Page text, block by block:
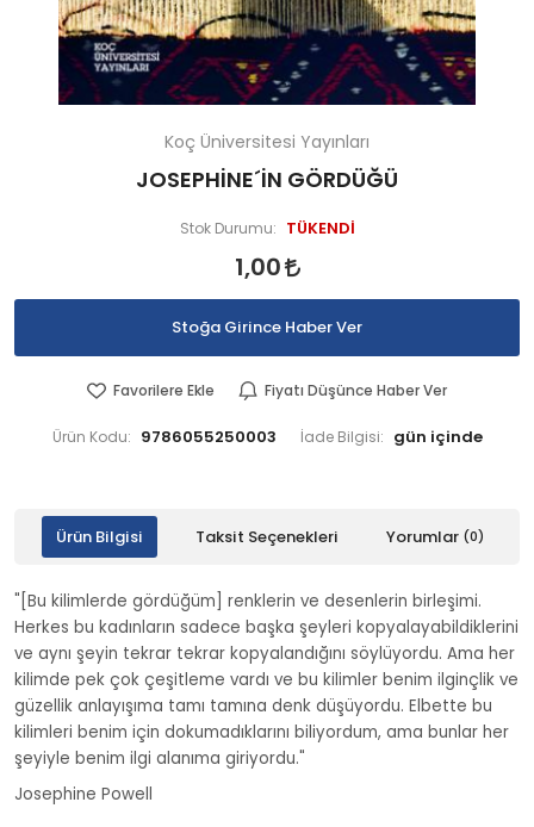
Koç Üniversitesi Yayınları
JOSEPHİNE´İN GÖRDÜĞÜ
Stok Durumu: TÜKENDİ
1,00
Stoğa Girince Haber Ver
Favorilere Ekle Fiyatı Düşünce Haber Ver
Ürün Kodu: 9786055250003 İade Bilgisi:
Ürün Bilgisi Taksit Seçenekleri Yorumlar (0)
"[Bu kilimlerde gördüğüm] renklerin ve desenlerin birleşimi.
Herkes bu kadınların sadece başka şeyleri kopyalayabildiklerini
ve aynı şeyin tekrar tekrar kopyalandığını söylüyordu. Ama her
kilimde pek çok çeşitleme vardı ve bu kilimler benim ilginçlik ve
güzellik anlayışıma tamı tamına denk düşüyordu. Elbette bu
kilimleri benim için dokumadıklarını biliyordum, ama bunlar her
şeyiyle benim ilgi alanıma giriyordu."
Josephine Powell